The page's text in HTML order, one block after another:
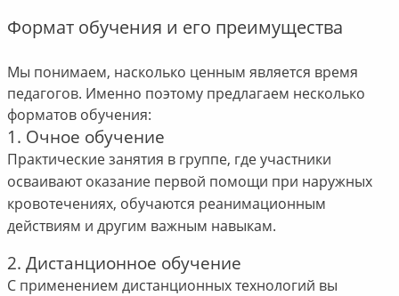
Формат обучения и его преимущества
Мы понимаем, насколько ценным является время
педагогов. Именно поэтому предлагаем несколько
форматов обучения:
1. Очное обучение
Практические занятия в группе, где участники
осваивают оказание первой помощи при наружных
кровотечениях, обучаются реанимационным
действиям и другим важным навыкам.
2. Дистанционное обучение
С применением дистанционных технологий вы